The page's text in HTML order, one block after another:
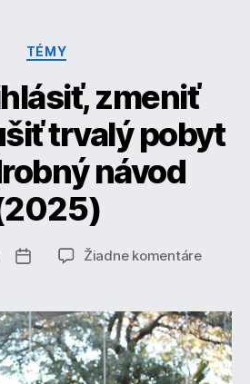
Kategórie
TÉMY
zmeniť
trvalý pobyt
návod
Dátum
Žiadne komentárena
zmeniť
alebo
zrušiť
trvalý